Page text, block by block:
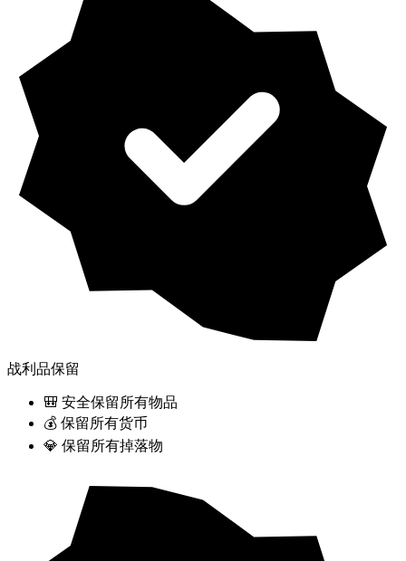
战利品保留
🎒 安全保留所有物品
💰 保留所有货币
💎 保留所有掉落物